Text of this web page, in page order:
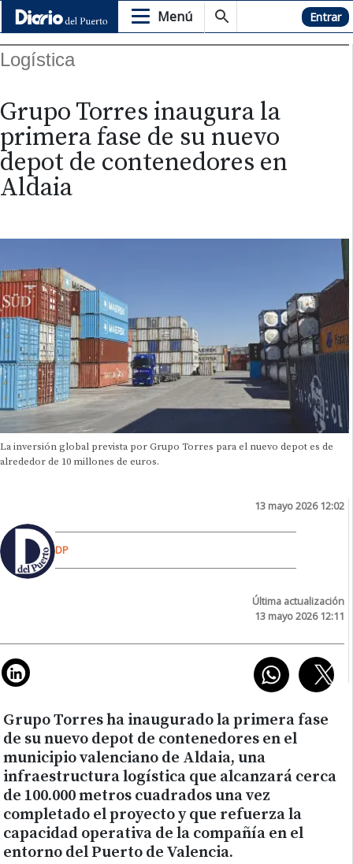
Menú Hemeroteca Entrar
Logística
Grupo Torres inaugura la
primera fase de su nuevo
depot de contenedores en
Aldaia
La inversión global prevista por Grupo Torres para el nuevo depot es de
alrededor de 10 millones de euros.
13 mayo 2026 12:02
DP
Última actualización
13 mayo 2026 12:11
Grupo Torres ha inaugurado la primera fase
de su nuevo depot de contenedores en el
municipio valenciano de Aldaia, una
infraestructura logística que alcanzará cerca
de 100.000 metros cuadrados una vez
completado el proyecto y que refuerza la
capacidad operativa de la compañía en el
entorno del Puerto de Valencia.